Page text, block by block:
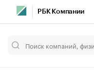
РБК Компании